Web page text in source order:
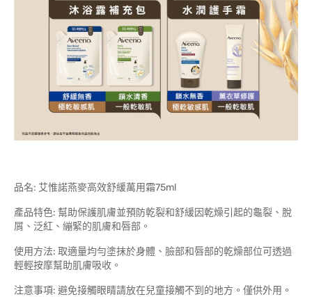
品名: 艾惟諾燕麥高效舒緩萬用霜75ml
產品特色: 幫助保護肌膚並預防乾裂和舒緩因乾燥引起的龜裂、脫
屑、泛紅、繃緊的肌膚和唇部。
使用方法: 取適量均勻塗抹於身體、臉部和唇部的乾燥部位可透過
輕輕按摩幫助肌膚吸收。
注意事項: 避免接觸眼睛請放在兒童接觸不到的地方。僅供外用。